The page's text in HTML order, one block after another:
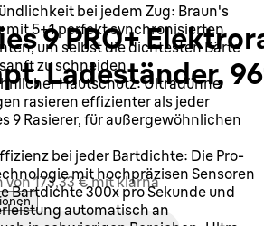
bei jedem Zug: Braun's
mit 5+1 perfekt synchronisierten
um selbst die dichtesten Bärte
zu schneiden
Hautschutz: Ultradünne
rasieren effizienter als jeder
9 Rasierer, für außergewöhnlichen
bei jeder Bartdichte: Die Pro-
mit hochpräzisen Sensoren
Bartdichte 300x pro Sekunde und
automatisch an
9 PRO+
Ladeständer,
€.
von 173,33 € mit klarna